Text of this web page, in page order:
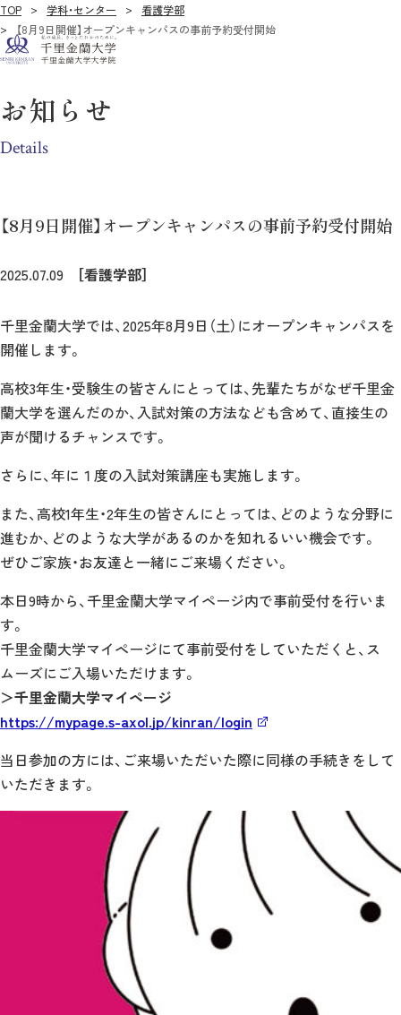
TOP 学科・センター
看護学部
【8月9日開催】オープンキャンパスの事前予約受付開始
お知らせ
Details
【8月9日開催】オープンキャンパスの事前予約受付開始
2025.07.09 ［看護学部］
千里金蘭大学では、2025年8月9日（土）にオープンキャンパスを
開催します。
高校3年生・受験生の皆さんにとっては、先輩たちがなぜ千里金
蘭大学を選んだのか、入試対策の方法なども含めて、直接生の
声が聞けるチャンスです。
さらに、年に１度の入試対策講座も実施します。
また、高校1年生・2年生の皆さんにとっては、どのような分野に
進むか、どのような大学があるのかを知れるいい機会です。
ぜひご家族・お友達と一緒にご来場ください。
本日9時から、千里金蘭大学マイページ内で事前受付を行いま
す。
千里金蘭大学マイページにて事前受付をしていただくと、ス
ムーズにご入場いただけます。
＞千里金蘭大学マイページ
https://mypage.s-axol.jp/kinran/login
当日参加の方には、ご来場いただいた際に同様の手続きをして
いただきます。